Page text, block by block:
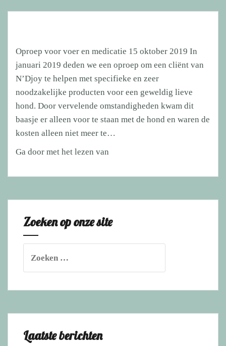
Oproep voor voer en medicatie 15 oktober 2019 In
januari 2019 deden we een oproep om een cliënt van
N’Djoy te helpen met specifieke en zeer
noodzakelijke producten voor een geweldig lieve
hond. Door vervelende omstandigheden kwam dit
baasje er alleen voor te staan met de hond en waren de
kosten alleen niet meer te…
Ga door met het lezen van
voer
Zoeken op onze site
naar:
Laatste berichten